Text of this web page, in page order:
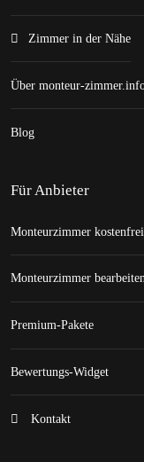
Zimmer in der Nähe
Über monteur-
Blog
Für Anbieter
Monteurzimmer
Monteurzimmer
Premium-Pakete
Bewertungs-Widget
Kontakt